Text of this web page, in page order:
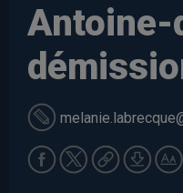
melanie.labrecque